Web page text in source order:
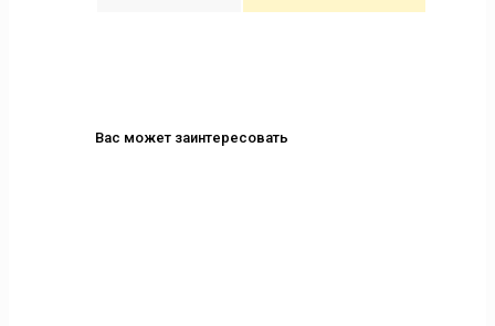
Вас может заинтересовать